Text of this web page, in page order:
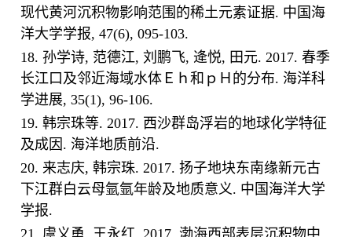
现代黄河沉积物影响范围的稀土元素证据. 中国海
洋大学学报, 47(6), 095-103.
18. 孙学诗, 范德江, 刘鹏飞, 逄悦, 田元. 2017. 春季
长江口及邻近海域水体Ｅｈ和ｐＨ的分布. 海洋科
学进展, 35(1), 96-106.
19. 韩宗珠等. 2017. 西沙群岛浮岩的地球化学特征
及成因. 海洋地质前沿.
20. 来志庆, 韩宗珠. 2017. 扬子地块东南缘新元古
下江群白云母氩氩年龄及地质意义. 中国海洋大学
学报.
21. 虞义勇, 王永红. 2017. 渤海西部表层沉积物中